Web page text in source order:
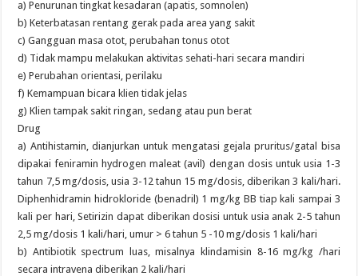
a) Penurunan tingkat kesadaran (apatis, somnolen)
b) Keterbatasan rentang gerak pada area yang sakit
c) Gangguan masa otot, perubahan tonus otot
d) Tidak mampu melakukan aktivitas sehati-hari secara mandiri
e) Perubahan orientasi, perilaku
f) Kemampuan bicara klien tidak jelas
g) Klien tampak sakit ringan, sedang atau pun berat
Drug
a) Antihistamin, dianjurkan untuk mengatasi gejala pruritus/gatal bisa
dipakai feniramin hydrogen maleat (avil) dengan dosis untuk usia 1-3
tahun 7,5 mg/dosis, usia 3-12 tahun 15 mg/dosis, diberikan 3 kali/hari.
Diphenhidramin hidrokloride (benadril) 1 mg/kg BB tiap kali sampai 3
kali per hari, Setirizin dapat diberikan dosisi untuk usia anak 2-5 tahun
2,5 mg/dosis 1 kali/hari, umur > 6 tahun 5 -10 mg/dosis 1 kali/hari
b) Antibiotik spectrum luas, misalnya klindamisin 8-16 mg/kg /hari
secara intravena diberikan 2 kali/hari